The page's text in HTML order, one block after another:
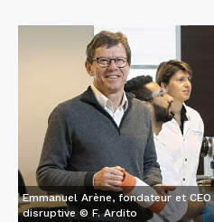
Emmanuel Arène, fondateur et
disruptive © F. Ardito